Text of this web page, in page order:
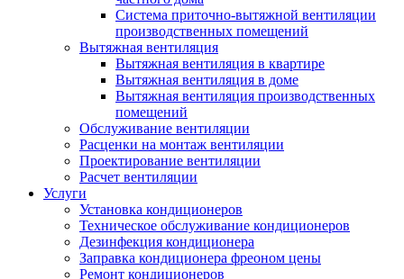
Система приточно-вытяжной вентиляции
производственных помещений
Вытяжная вентиляция
Вытяжная вентиляция в квартире
Вытяжная вентиляция в доме
Вытяжная вентиляция производственных
помещений
Обслуживание вентиляции
Расценки на монтаж вентиляции
Проектирование вентиляции
Расчет вентиляции
Услуги
Установка кондиционеров
Техническое обслуживание кондиционеров
Дезинфекция кондиционера
Заправка кондиционера фреоном цены
Ремонт кондиционеров